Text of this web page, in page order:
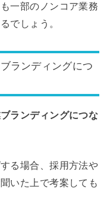
一部のノンコア業務
でしょう。
ランディングにつ
ランディングにつな
る場合、採用方法や
いた上で考案しても